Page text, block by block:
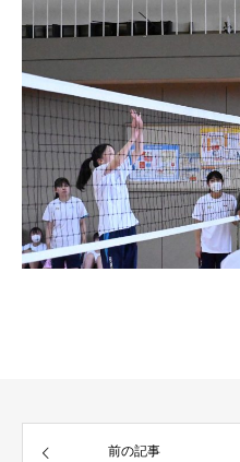
前の記事